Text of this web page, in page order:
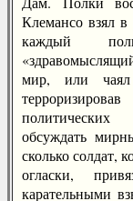
Клемансо взял в
каждый
мир, или
политических
обсуждать
сколько солдат,
огласки,
карательными